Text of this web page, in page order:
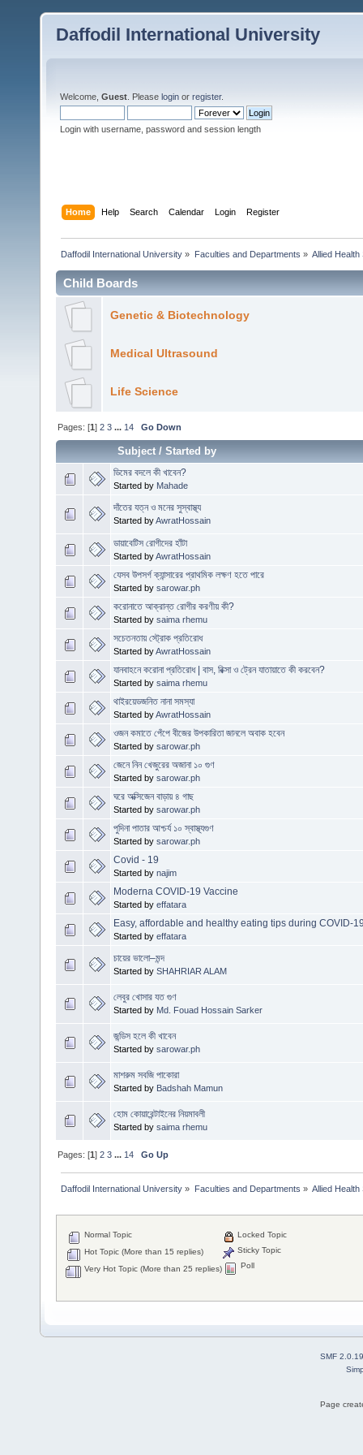
Daffodil International University
Welcome, Guest . Please login or register.
Login with username, password and session length
Home Help Search Calendar Login Register
Daffodil International University » Faculties and Departments » Allied Health
Child Boards
Genetic & Biotechnology
Medical Ultrasound
Life Science
Pages: [1]2 3 ... 14 Go Down
Subject/Started by
ডিমের বদলে কী খাবেন?
Started by Mahade
দাঁতের যত্ন ও মনের সুস্বাস্থ্য
Started byAwratHossain
ডায়াবেটিস রোগীদের হাঁটা
Started byAwratHossain
যেসব উপসর্গ ক্যান্সারের প্রাথমিক লক্ষণ হতে পারে
Started by sarowar.ph
করোনাতে আক্রান্ত রোগীর করণীয় কী?
Started by saima rhemu
সচেতনতায় স্ট্রোক প্রতিরোধ
Started byAwratHossain
যানবাহনে করোনা প্রতিরোধ | বাস, রিক্সা ও ট্রেন যাতায়াতে কী করবেন?
Started by saima rhemu
থাইরয়েডজনিত নানা সমস্যা
Started byAwratHossain
ওজন কমাতে পেঁপে বীজের উপকারিতা জানলে অবাক হবেন
Started by sarowar.ph
জেনে নিন খেজুরের অজানা ১০ গুণ
Started by sarowar.ph
ঘরে অক্সিজেন বাড়ায় ৪ গাছ
Started by sarowar.ph
পুদিনা পাতার আশ্চর্য ১০ স্বাস্থ্যগুণ
Started by sarowar.ph
Covid - 19
Started by najim
Moderna COVID-19 Vaccine
Started by effatara
Easy, affordable and healthy eating tips during COVID-
Started by effatara
চায়ের ভালো–মন্দ
Started by SHAHRIAR ALAM
লেবুর খোসার যত গুণ
Started by Md. Fouad Hossain Sarker
জন্ডিস হলে কী খাবেন
Started by sarowar.ph
মাশরুম সবজি পাকোরা
Started by Badshah Mamun
হোম কোয়ারেন্টাইনের নিয়মাবলী
Started by saima rhemu
Pages: [1]2 3 ... 14 Go Up
Daffodil International University » Faculties and Departments » Allied Health
Normal Topic
Hot Topic (More than 15 replies)
Very Hot Topic (More than 25 replies)
Locked Topic
Sticky Topic
Poll
SMF 2.0.19
Page